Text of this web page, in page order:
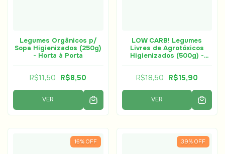
Legumes Orgânicos p/
Sopa Higienizados (250g)
- Horta à Porta
R$11,50 R$8,50
VER
LOW CARB! Legumes
Livres de Agrotóxicos
Higienizados (500g) -
R$18,50 R$15,90
VER
16% OFF 39% OFF